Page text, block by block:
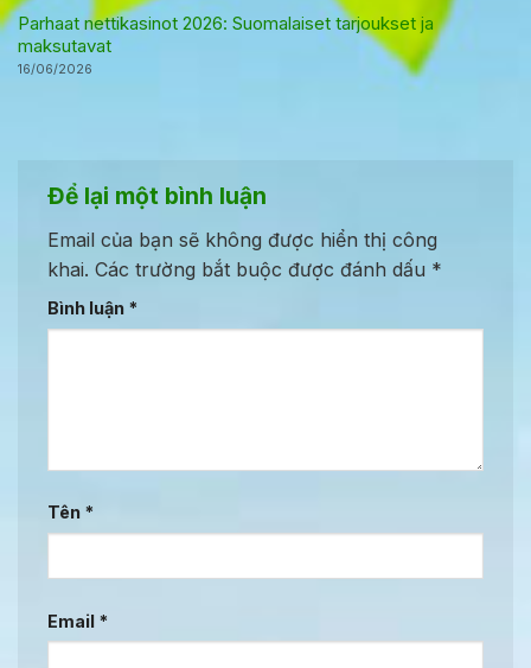
Parhaat nettikasinot 2026: Suomalaiset tarjoukset ja
maksutavat
16/06/2026
Để lại một bình luận
Email của bạn sẽ không được hiển thị công
khai. Các trường bắt buộc được đánh dấu *
Bình luận *
Tên *
Email *